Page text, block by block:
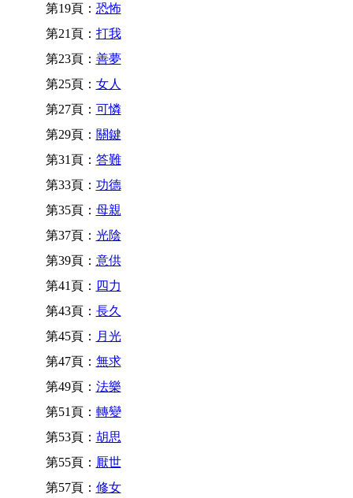
第19頁： 恐怖
第21頁： 打我
第23頁： 善夢
第25頁： 女人
第27頁： 可憐
第29頁： 關鍵
第31頁： 答難
第33頁： 功德
第35頁： 母親
第37頁： 光陰
第39頁： 意供
第41頁： 四力
第43頁： 長久
第45頁： 月光
第47頁： 無求
第49頁： 法樂
第51頁： 轉變
第53頁： 胡思
第55頁： 厭世
第57頁： 修女